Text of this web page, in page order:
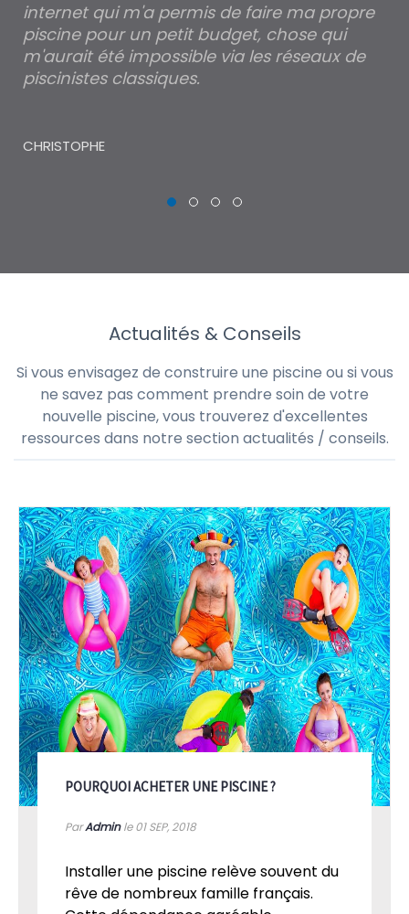
internet qui m'a permis de faire ma propre
piscine pour un petit budget, chose qui
m'aurait été impossible via les réseaux de
piscinistes classiques.
CHRISTOPHE
Actualités & Conseils
Si vous envisagez de construire une piscine ou si vous
ne savez pas comment prendre soin de votre
nouvelle piscine, vous trouverez d'excellentes
ressources dans notre section actualités / conseils.
POURQUOI ACHETER UNE PISCINE ?
ParAdminle 01SEP, 2018
Installer une piscine relève souvent du
rêve de nombreux famille français.